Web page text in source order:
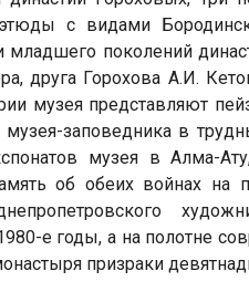
с видами
младшего поколений
друга Горохова А.И.
музея представляют
музея-заповедника в
музея в Алма-
об обеих войнах на
е годы, а на полотне
призраки